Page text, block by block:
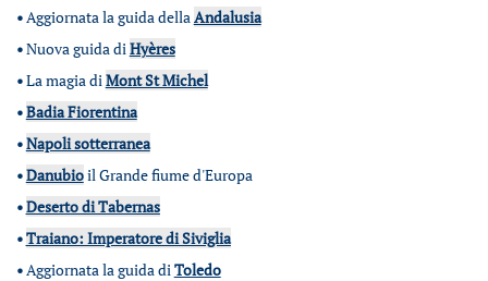
•Aggiornata la guida dellaAndalusia
•Nuova guida diHyères
•La magia diMont St Michel
•Badia Fiorentina
•Napoli sotterranea
•Danubioil Grande fiume d'Europa
•Deserto di Tabernas
•Traiano: Imperatore di Siviglia
•Aggiornata la guida diToledo